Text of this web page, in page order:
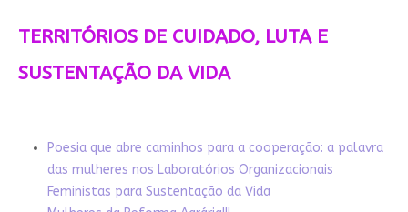
TERRITÓRIOS DE CUIDADO, LUTA E
SUSTENTAÇÃO DA VIDA
Poesia que abre caminhos para a cooperação: a palavra
das mulheres nos Laboratórios Organizacionais
Feministas para Sustentação da Vida